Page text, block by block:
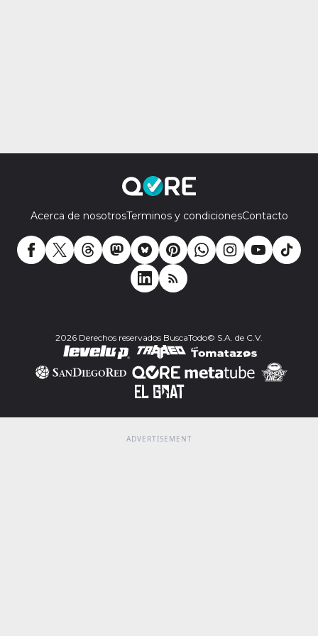
Acerca de nosotrosTerminos y condicionesContacto
2026 Derechos reservados BuscaTodo© S.A. de C.V.